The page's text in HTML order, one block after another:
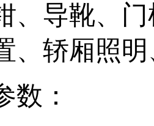
、导靴、
、轿厢照
数：